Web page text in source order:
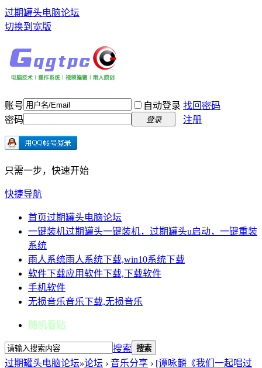
过期罐头电脑论坛
切换到宽版
账号 自动登录 找回密码
密码
登录 注册
只需一步，快速开始
快捷导航
首页过期罐头电脑论坛
一键装机过期罐头一键装机，过期罐头u启动，一键重装
系统
雨人系统雨人系统下载,win10系统下载
软件下载应用软件下载,下载软件
手机软件
无损音乐音乐下载,无损音乐
随机看贴
搜索 搜索
过期罐头电脑论坛»论坛 › 音乐分享 › [谭咏麟《我们一起唱过